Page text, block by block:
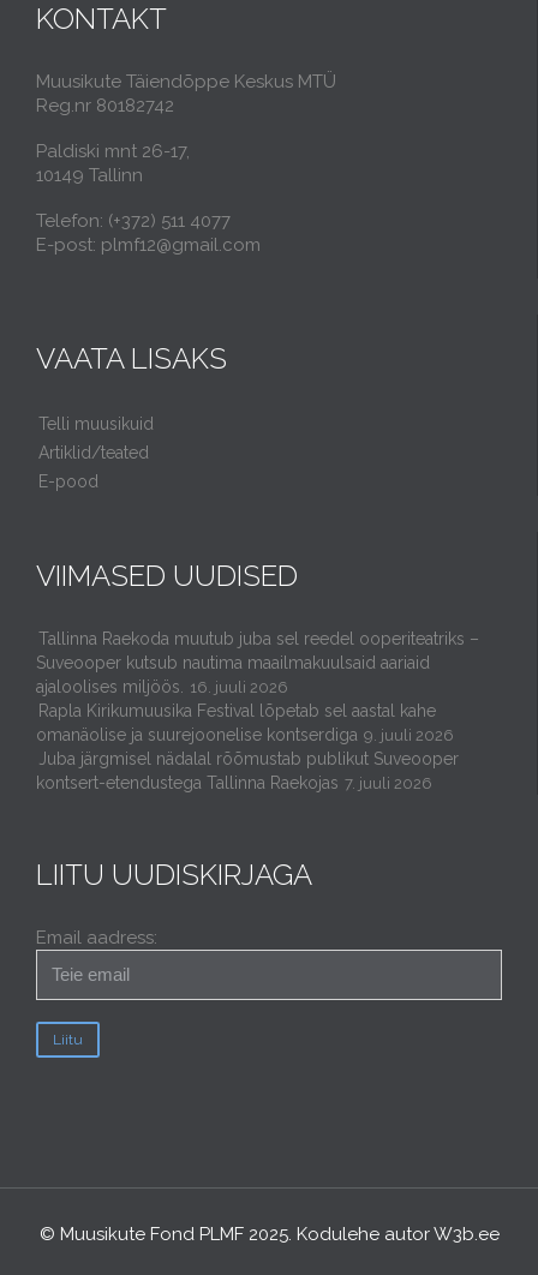
KONTAKT
Muusikute Täiendõppe Keskus MTÜ
Reg.nr 80182742
Paldiski mnt 26-17,
10149 Tallinn
Telefon: (+372) 511 4077
E-post: plmf12@gmail.com
VAATA LISAKS
Telli muusikuid
Artiklid/teated
E-pood
VIIMASED UUDISED
Tallinna Raekoda muutub juba sel reedel ooperiteatriks –
Suveooper kutsub nautima maailmakuulsaid aariaid
ajaloolises miljöös. 16. juuli 2026
Rapla Kirikumuusika Festival lõpetab sel aastal kahe
omanäolise ja suurejoonelise kontserdiga 9. juuli 2026
Juba järgmisel nädalal rõõmustab publikut Suveooper
kontsert-etendustega Tallinna Raekojas 7. juuli 2026
LIITU UUDISKIRJAGA
Email aadress:
© Muusikute Fond PLMF 2025. Kodulehe autorW3b.ee